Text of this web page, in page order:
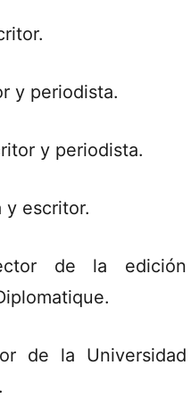
y periodista.
y periodista.
y escritor.
de la edición
de la Universidad